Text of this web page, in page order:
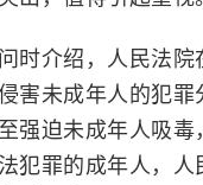
时介绍，人民法
害未成年人的犯
强迫未成年人吸
犯罪的成年人，